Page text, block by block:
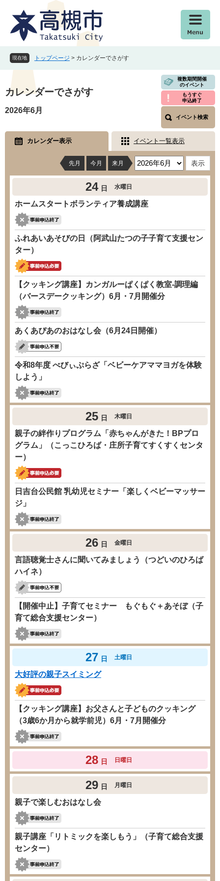
本
文
現在地 トップページ > カレンダーでさがす
文
カレンダーでさがす
複数期間開催
のイベント
もうすぐ
申込終了
イベント検索
2026年6月
カレンダー表示 イベント一覧表示
先月 今月 来月
24 日 水曜日
ホームスタートボランティア養成講座
ふれあいあそびの日（阿武山たつの子子育て支援セン
ター）
【クッキング講座】カンガルーぱくぱく教室-調理編
（バースデークッキング）6月・7月開催分
あくあぴあのおはなし会（6月24日開催）
令和8年度 べびぃぷらざ「ベビーケアママヨガを体験
しよう」
25 日 木曜日
親子の絆作りプログラム「赤ちゃんがきた！BPプロ
グラム」（こっこひろば・庄所子育てすくすくセンタ
ー）
日吉台公民館 乳幼児セミナー「楽しくベビーマッサー
ジ」
26 日 金曜日
言語聴覚士さんに聞いてみましょう（つどいのひろば
ハイネ）
【開催中止】子育てセミナー もぐもぐ＋あそぼ（子
育て総合支援センター）
27 日 土曜日
大好評の親子スイミング
【クッキング講座】お父さんと子どものクッキング
（3歳6か月から就学前児）6月・7月開催分
28 日 日曜日
29 日 月曜日
親子で楽しむおはなし会
親子講座「リトミックを楽しもう」（子育て総合支援
センター）